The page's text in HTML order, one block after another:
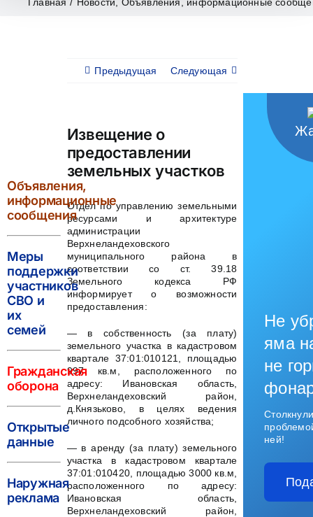
Предыдущая Следующая
Извещение о
предоставлении
земельных участков
Отдел по управлению земельными
ресурсами и архитектуре
администрации
Верхнеландеховского
муниципального района в
соответствии со ст. 39.18
Земельного кодекса РФ
информирует о возможности
предоставления:
— в собственность (за плату)
земельного участка в кадастровом
квартале 37:01:010121, площадью
997 кв.м, расположенного по
адресу: Ивановская область,
Верхнеландеховский район,
д.Князьково, в целях ведения
личного подсобного хозяйства;
— в аренду (за плату) земельного
участка в кадастровом квартале
37:01:010420, площадью 3000 кв.м,
расположенного по адресу:
Ивановская область,
Верхнеландеховский район,
Объявления,
информационные
сообщения
Меры
поддержки
участников
СВО и
их
семей
Гражданская
оборона
Открытые
данные
Наружная
реклама
Не
яма
не
ней!